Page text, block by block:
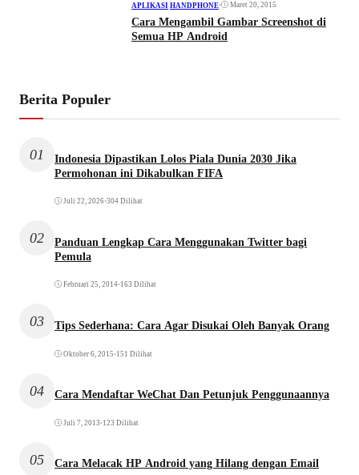
APLIKASI HANDPHONE• Maret 20, 2015
Cara Mengambil Gambar Screenshot di
Semua HP Android
Berita Populer
01
Indonesia Dipastikan Lolos Piala Dunia 2030 Jika
Permohonan ini Dikabulkan FIFA
Juli 22, 2026•304 Dilihat
02
Panduan Lengkap Cara Menggunakan Twitter bagi
Pemula
Februari 25, 2014•163 Dilihat
03 Tips Sederhana: Cara Agar Disukai Oleh Banyak Orang
Oktober 6, 2015 •151 Dilihat
04 Cara Mendaftar WeChat Dan Petunjuk Penggunaannya
Juli 7, 2013 •123 Dilihat
05 Cara Melacak HP Android yang Hilang dengan Email